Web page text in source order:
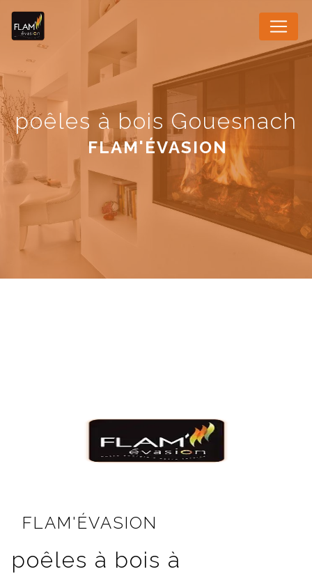
poêles à bois Gouesnach
FLAM'ÉVASION
FLAM'ÉVASION
poêles à bois à
Panneau de gestion des cookies